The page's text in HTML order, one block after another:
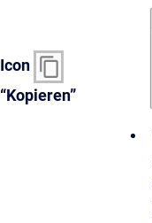
Icon
“Kopieren”